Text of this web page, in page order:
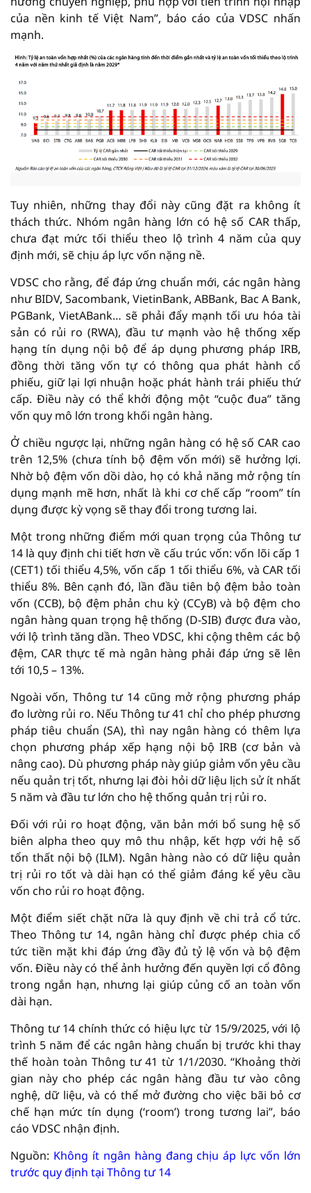
của nền kinh tế Việt Nam”, báo cáo của VDSC nhấn
mạnh.
Tuy nhiên, những thay đổi này cũng đặt ra không ít
thách thức. Nhóm ngân hàng lớn có hệ số CAR thấp,
chưa đạt mức tối thiểu theo lộ trình 4 năm của quy
định mới, sẽ chịu áp lực vốn nặng nề.
VDSC cho rằng, để đáp ứng chuẩn mới, các ngân hàng
như BIDV, Sacombank, VietinBank, ABBank, Bac A Bank,
PGBank, VietABank… sẽ phải đẩy mạnh tối ưu hóa tài
sản có rủi ro (RWA), đầu tư mạnh vào hệ thống xếp
hạng tín dụng nội bộ để áp dụng phương pháp IRB,
đồng thời tăng vốn tự có thông qua phát hành cổ
phiếu, giữ lại lợi nhuận hoặc phát hành trái phiếu thứ
cấp. Điều này có thể khởi động một “cuộc đua” tăng
vốn quy mô lớn trong khối ngân hàng.
Ở chiều ngược lại, những ngân hàng có hệ số CAR cao
trên 12,5% (chưa tính bộ đệm vốn mới) sẽ hưởng lợi.
Nhờ bộ đệm vốn dồi dào, họ có khả năng mở rộng tín
dụng mạnh mẽ hơn, nhất là khi cơ chế cấp “room” tín
dụng được kỳ vọng sẽ thay đổi trong tương lai.
Một trong những điểm mới quan trọng của Thông tư
14 là quy định chi tiết hơn về cấu trúc vốn: vốn lõi cấp 1
(CET1) tối thiểu 4,5%, vốn cấp 1 tối thiểu 6%, và CAR tối
thiểu 8%. Bên cạnh đó, lần đầu tiên bộ đệm bảo toàn
vốn (CCB), bộ đệm phản chu kỳ (CCyB) và bộ đệm cho
ngân hàng quan trọng hệ thống (D-SIB) được đưa vào,
với lộ trình tăng dần. Theo VDSC, khi cộng thêm các bộ
đệm, CAR thực tế mà ngân hàng phải đáp ứng sẽ lên
tới 10,5 – 13%.
Ngoài vốn, Thông tư 14 cũng mở rộng phương pháp
đo lường rủi ro. Nếu Thông tư 41 chỉ cho phép phương
pháp tiêu chuẩn (SA), thì nay ngân hàng có thêm lựa
chọn phương pháp xếp hạng nội bộ IRB (cơ bản và
nâng cao). Dù phương pháp này giúp giảm vốn yêu cầu
nếu quản trị tốt, nhưng lại đòi hỏi dữ liệu lịch sử ít nhất
5 năm và đầu tư lớn cho hệ thống quản trị rủi ro.
Đối với rủi ro hoạt động, văn bản mới bổ sung hệ số
biên alpha theo quy mô thu nhập, kết hợp với hệ số
tổn thất nội bộ (ILM). Ngân hàng nào có dữ liệu quản
trị rủi ro tốt và dài hạn có thể giảm đáng kể yêu cầu
vốn cho rủi ro hoạt động.
Một điểm siết chặt nữa là quy định về chi trả cổ tức.
Theo Thông tư 14, ngân hàng chỉ được phép chia cổ
tức tiền mặt khi đáp ứng đầy đủ tỷ lệ vốn và bộ đệm
vốn. Điều này có thể ảnh hưởng đến quyền lợi cổ đông
trong ngắn hạn, nhưng lại giúp củng cố an toàn vốn
dài hạn.
Thông tư 14 chính thức có hiệu lực từ 15/9/2025, với lộ
trình 5 năm để các ngân hàng chuẩn bị trước khi thay
thế hoàn toàn Thông tư 41 từ 1/1/2030. “Khoảng thời
gian này cho phép các ngân hàng đầu tư vào công
nghệ, dữ liệu, và có thể mở đường cho việc bãi bỏ cơ
chế hạn mức tín dụng (‘room’) trong tương lai”, báo
cáo VDSC nhận định.
Nguồn: Không ít ngân hàng đang chịu áp lực vốn lớn
trước quy định tại Thông tư 14